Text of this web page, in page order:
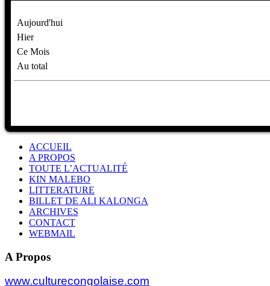
Aujourd'hui
Hier
Ce Mois
Au total
ACCUEIL
A PROPOS
TOUTE L’ACTUALITÉ
KIN MALEBO
LITTERATURE
BILLET DE ALI KALONGA
ARCHIVES
CONTACT
WEBMAIL
A Propos
www.culturecongolaise.com